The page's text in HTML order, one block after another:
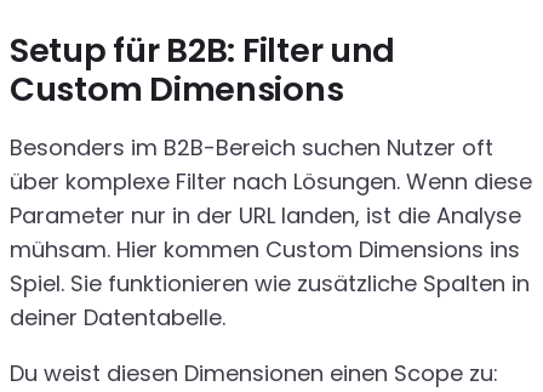
Setup für B2B: Filter und
Custom Dimensions
Besonders im B2B-Bereich suchen Nutzer oft
über komplexe Filter nach Lösungen. Wenn diese
Parameter nur in der URL landen, ist die Analyse
mühsam. Hier kommen Custom Dimensions ins
Spiel. Sie funktionieren wie zusätzliche Spalten in
deiner Datentabelle.
Du weist diesen Dimensionen einen Scope zu: